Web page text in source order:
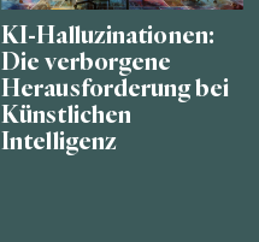
KI-Halluzinationen:
Die verborgene
Herausforderung bei
Künstlichen
Intelligenz